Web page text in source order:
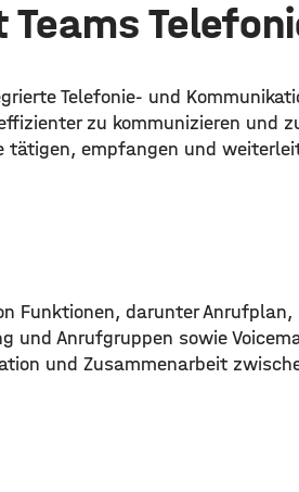
Telefonie- und
zu kommunizieren und
tätigen, empfangen und
Funktionen, darunter Anrufplan,
und Anrufgruppen sowie
und Zusammenarbeit